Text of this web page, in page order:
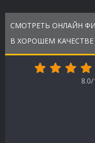
СМОТРЕТЬ ОНЛАЙН
В ХОРОШЕМ КАЧЕСТВЕ